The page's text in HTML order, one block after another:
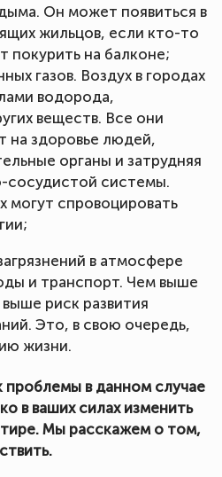
Он может появиться в
жильцов, если кто-то
покурить на балконе;
газов. Воздух в городах
водорода,
веществ. Все они
на здоровье людей,
органы и затрудняя
сосудистой системы.
могут спровоцировать
в атмосфере
и транспорт. Чем выше
риск развития
Это, в свою очередь,
жизни.
проблемы в данном случае
в ваших силах изменить
Мы расскажем о том,